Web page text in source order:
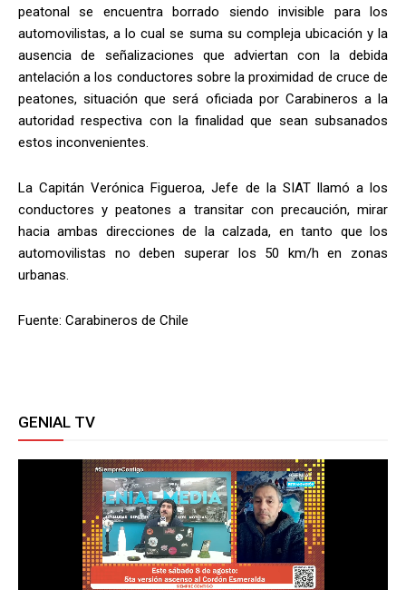
peatonal se encuentra borrado siendo invisible para los
automovilistas, a lo cual se suma su compleja ubicación y la
ausencia de señalizaciones que adviertan con la debida
antelación a los conductores sobre la proximidad de cruce de
peatones, situación que será oficiada por Carabineros a la
autoridad respectiva con la finalidad que sean subsanados
estos inconvenientes.
La Capitán Verónica Figueroa, Jefe de la SIAT llamó a los
conductores y peatones a transitar con precaución, mirar
hacia ambas direcciones de la calzada, en tanto que los
automovilistas no deben superar los 50 km/h en zonas
urbanas.
Fuente: Carabineros de Chile
GENIAL TV